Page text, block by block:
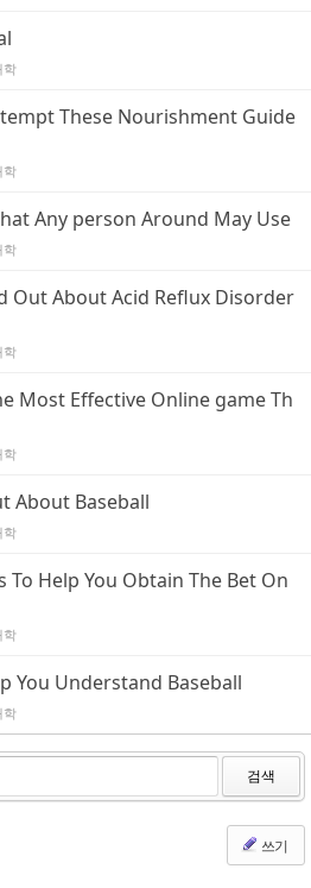
학
These Nourishment Guide
학
Any person Around May Use
학
Out About Acid Reflux Disorder
학
Most Effective Online game Th
학
About Baseball
학
Help You Obtain The Bet On
학
You Understand Baseball
학
검색
쓰기